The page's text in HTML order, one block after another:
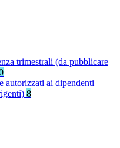
trimestrali (da pubblicare
autorizzati ai dipendenti
8